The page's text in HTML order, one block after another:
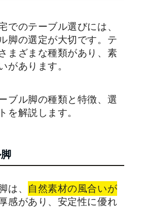
でのテーブル選びには、
脚の選定が大切です。テ
まざまな種類があり、素
があります。
ブル脚の種類と特徴、選
を解説します。
は、 自然素材の風合いが
感があり、安定性に優れ